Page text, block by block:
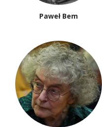
Paweł Bem